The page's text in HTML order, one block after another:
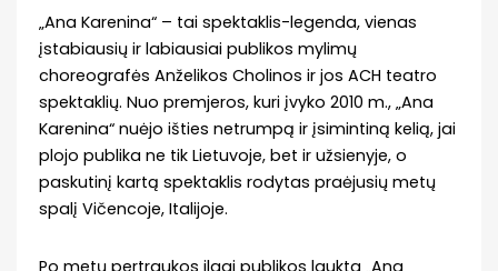
„Ana Karenina“ – tai spektaklis-legenda, vienas
įstabiausių ir labiausiai publikos mylimų
choreografės Anželikos Cholinos ir jos ACH teatro
spektaklių. Nuo premjeros, kuri įvyko 2010 m., „Ana
Karenina“ nuėjo išties netrumpą ir įsimintiną kelią, jai
plojo publika ne tik Lietuvoje, bet ir užsienyje, o
paskutinį kartą spektaklis rodytas praėjusių metų
spalį Vičencoje, Italijoje.